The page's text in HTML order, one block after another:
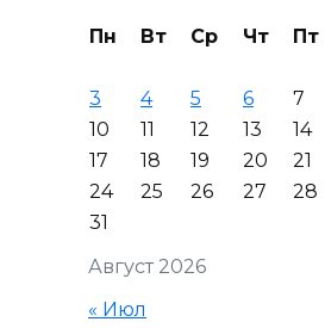
Август 2026
Пн Вт Ср Чт Пт
3
4 5 6 7
10
11 12 13 14
17
18 19 20 21
24
25 26 27 28
31
« Июл